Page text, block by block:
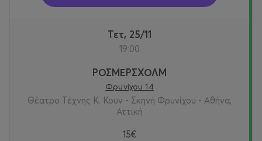
Τετ, 25/11
19:00
ΡΟΣΜΕΡΣΧΟΛΜ
Φρυνίχου 14
Θέατρο Τέχνης Κ. Κουν - Σκηνή Φρυνίχου - Αθήνα,
Αττική
15€